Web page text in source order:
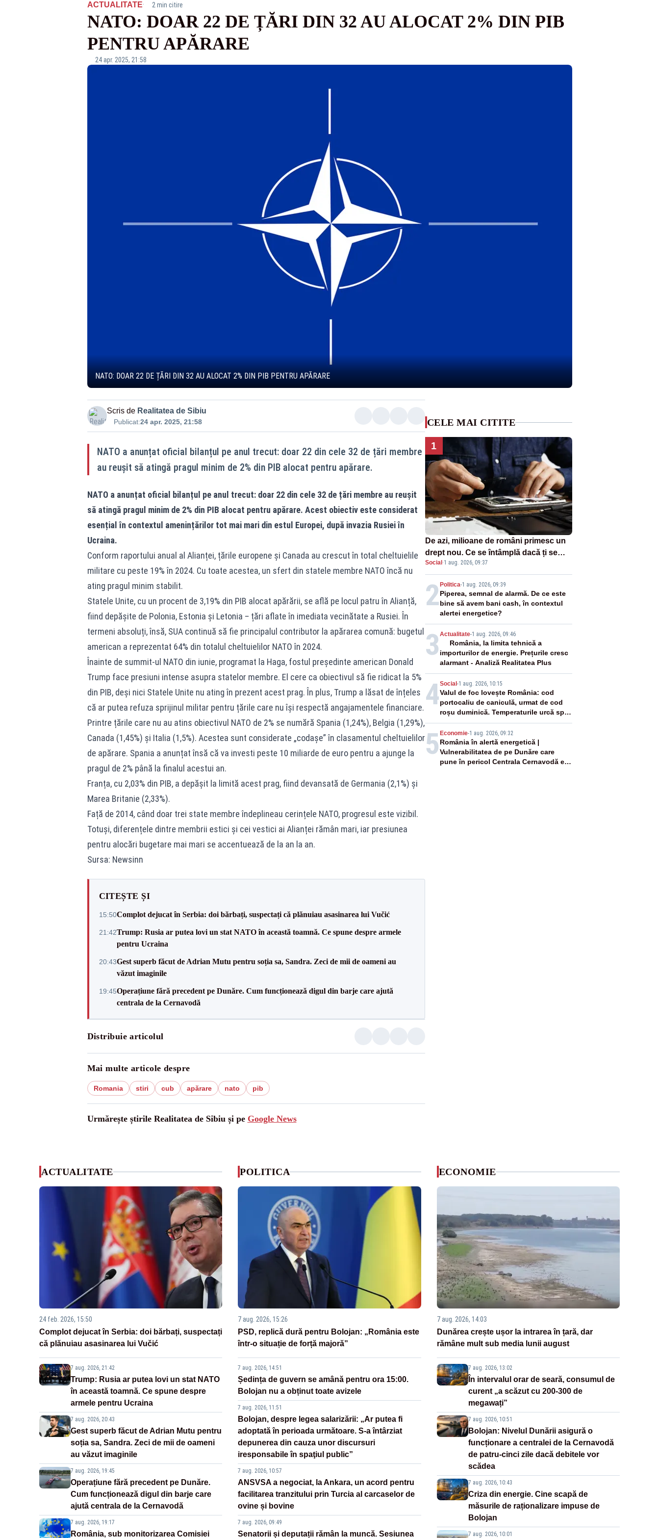
ACTUALITATE· 2 min citire
NATO: DOAR 22 DE ȚĂRI DIN 32 AU ALOCAT 2% DIN PIB
PENTRU APĂRARE
24 apr. 2025, 21:58
NATO: DOAR 22 DE ȚĂRI DIN 32 AU ALOCAT 2% DIN PIB PENTRU APĂRARE
Scris de Realitatea de Sibiu
Publicat:24 apr. 2025, 21:58
NATO a anunțat oficial bilanțul pe anul trecut: doar 22 din cele 32 de țări membre
au reușit să atingă pragul minim de 2% din PIB alocat pentru apărare.
NATO a anunțat oficial bilanțul pe anul trecut: doar 22 din cele 32 de țări membre au reușit
să atingă pragul minim de 2% din PIB alocat pentru apărare. Acest obiectiv este considerat
esențial în contextul amenințărilor tot mai mari din estul Europei, după invazia Rusiei în
Ucraina.
Conform raportului anual al Alianței, țările europene și Canada au crescut în total cheltuielile
militare cu peste 19% în 2024. Cu toate acestea, un sfert din statele membre NATO încă nu
ating pragul minim stabilit.
Statele Unite, cu un procent de 3,19% din PIB alocat apărării, se află pe locul patru în Alianță,
fiind depășite de Polonia, Estonia și Letonia – țări aflate în imediata vecinătate a Rusiei. În
termeni absoluți, însă, SUA continuă să fie principalul contributor la apărarea comună: bugetul
american a reprezentat 64% din totalul cheltuielilor NATO în 2024.
Înainte de summit-ul NATO din iunie, programat la Haga, fostul președinte american Donald
Trump face presiuni intense asupra statelor membre. El cere ca obiectivul să fie ridicat la 5%
din PIB, deși nici Statele Unite nu ating în prezent acest prag. În plus, Trump a lăsat de înțeles
că ar putea refuza sprijinul militar pentru țările care nu își respectă angajamentele financiare.
Printre țările care nu au atins obiectivul NATO de 2% se numără Spania (1,24%), Belgia (1,29%),
Canada (1,45%) și Italia (1,5%). Acestea sunt considerate „codașe” în clasamentul cheltuielilor
de apărare. Spania a anunțat însă că va investi peste 10 miliarde de euro pentru a ajunge la
pragul de 2% până la finalul acestui an.
Franța, cu 2,03% din PIB, a depășit la limită acest prag, fiind devansată de Germania (2,1%) și
Marea Britanie (2,33%).
Față de 2014, când doar trei state membre îndeplineau cerințele NATO, progresul este vizibil.
Totuși, diferențele dintre membrii estici și cei vestici ai Alianței rămân mari, iar presiunea
pentru alocări bugetare mai mari se accentuează de la an la an.
Sursa: Newsinn
CITEȘTE ȘI
15:50Complot dejucat în Serbia: doi bărbați, suspectați că plănuiau asasinarea lui Vučić
21:42Trump: Rusia ar putea lovi un stat NATO în această toamnă. Ce spune despre armele
pentru Ucraina
20:43Gest superb făcut de Adrian Mutu pentru soția sa, Sandra. Zeci de mii de oameni au
văzut imaginile
19:45Operațiune fără precedent pe Dunăre. Cum funcționează digul din barje care ajută
centrala de la Cernavodă
Distribuie articolul
Mai multe articole despre
Romania stiri cub apărare nato pib
Urmărește știrile Realitatea de Sibiu și pe Google News
CELE MAI CITITE
1
De azi, milioane de români primesc un
drept nou. Ce se întâmplă dacă ți se
strică un produs
Social ·1 aug. 2026, 09:37
2 Politica-1 aug. 2026, 09:39
Piperea, semnal de alarmă. De ce este
bine să avem bani cash, în contextul
alertei energetice?
3 Actualitate-1 aug. 2026, 09:46
România, la limita tehnică a
importurilor de energie. Prețurile cresc
alarmant - Analiză Realitatea Plus
4Social -1 aug. 2026, 10:15
Valul de foc lovește România: cod
portocaliu de caniculă, urmat de cod
roșu duminică. Temperaturile urcă spre
40°C
5 Economie-1 aug. 2026, 09:32
România în alertă energetică |
Vulnerabilitatea de pe Dunăre care
pune în pericol Centrala Cernavodă era
ACTUALITATE
24 feb. 2026, 15:50
Complot dejucat în Serbia: doi bărbați, suspectați
că plănuiau asasinarea lui Vučić
7 aug. 2026, 21:42
Trump: Rusia ar putea lovi un stat NATO
în această toamnă. Ce spune despre
armele pentru Ucraina
7 aug. 2026, 20:43
Gest superb făcut de Adrian Mutu pentru
soția sa, Sandra. Zeci de mii de oameni
au văzut imaginile
7 aug. 2026, 19:45
Operațiune fără precedent pe Dunăre.
Cum funcționează digul din barje care
ajută centrala de la Cernavodă
7 aug. 2026, 19:17
România, sub monitorizarea Comisiei
POLITICA
7 aug. 2026, 15:26
PSD, replică dură pentru Bolojan: „România este
într-o situație de forță majoră”
7 aug. 2026, 14:51
Ședința de guvern se amână pentru ora 15:00.
Bolojan nu a obținut toate avizele
7 aug. 2026, 11:51
Bolojan, despre legea salarizării: „Ar putea fi
adoptată în perioada următoare. S-a întârziat
depunerea din cauza unor discursuri
iresponsabile în spaţiul public”
7 aug. 2026, 10:57
ANSVSA a negociat, la Ankara, un acord pentru
facilitarea tranzitului prin Turcia al carcaselor de
ovine și bovine
7 aug. 2026, 09:49
Senatorii și deputații rămân la muncă. Sesiunea
ECONOMIE
7 aug. 2026, 14:03
Dunărea crește ușor la intrarea în țară, dar
rămâne mult sub media lunii august
7 aug. 2026, 13:02
În intervalul orar de seară, consumul de
curent „a scăzut cu 200-300 de
megawați”
7 aug. 2026, 10:51
Bolojan: Nivelul Dunării asigură o
funcționare a centralei de la Cernavodă
de patru-cinci zile dacă debitele vor
scădea
7 aug. 2026, 10:43
Criza din energie. Cine scapă de
măsurile de raționalizare impuse de
Bolojan
7 aug. 2026, 10:01